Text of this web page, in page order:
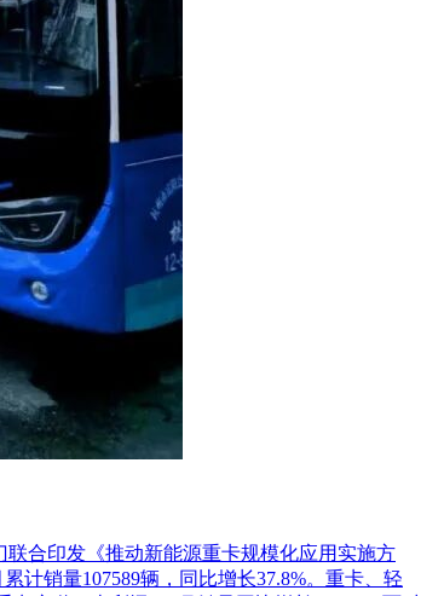
合印发《推动新能源重卡规模化应用实施方
计销量107589辆，同比增长37.8%。重卡、轻